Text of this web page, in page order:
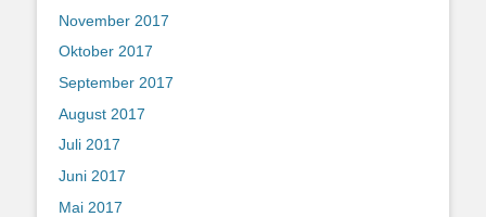
November 2017
Oktober 2017
September 2017
August 2017
Juli 2017
Juni 2017
Mai 2017